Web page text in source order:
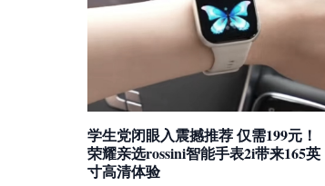
学生党闭眼入震撼推荐 仅需199元！
荣耀亲选rossini智能手表2i带来165英
寸高清体验